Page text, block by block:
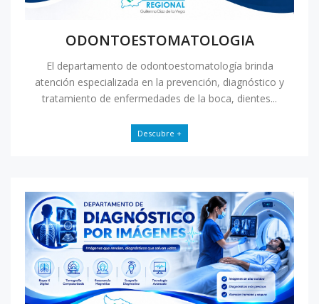
ODONTOESTOMATOLOGIA
El departamento de odontoestomatología brinda
atención especializada en la prevención, diagnóstico y
tratamiento de enfermedades de la boca, dientes...
Descubre +